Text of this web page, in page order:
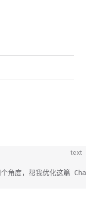
text
角度，帮我优化这篇